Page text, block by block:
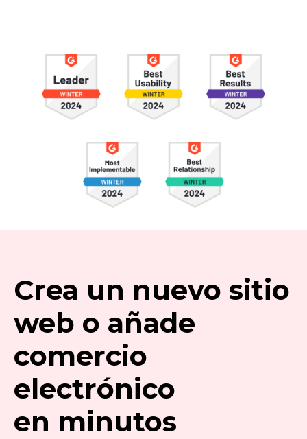
Crea un nuevo sitio
web o añade
comercio
electrónico
en minutos